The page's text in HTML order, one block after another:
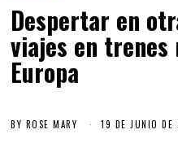
Despertar en
viajes en
Europa
BY ROSE MARY 19 DE JUNIO DE